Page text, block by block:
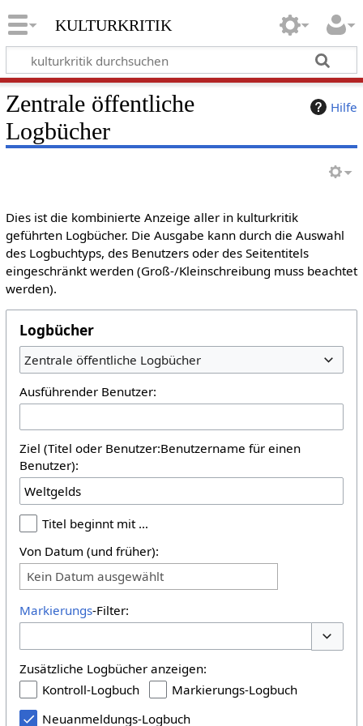
kulturkritik
Hilfe
Zentrale öffentliche
Logbücher
Dies ist die kombinierte Anzeige aller in kulturkritik
geführten Logbücher. Die Ausgabe kann durch die Auswahl
des Logbuchtyps, des Benutzers oder des Seitentitels
eingeschränkt werden (Groß-/Kleinschreibung muss beachtet
werden).
Logbücher
Zentrale öffentliche Logbücher
Ausführender Benutzer:
Ziel (Titel oder Benutzer:Benutzername für einen
Benutzer):
Titel beginnt mit …
Von Datum (und früher):
Kein Datum ausgewählt
Markierungs-Filter:
Zusätzliche Logbücher anzeigen:
Kontroll-Logbuch
Markierungs-Logbuch
Neuanmeldungs-Logbuch